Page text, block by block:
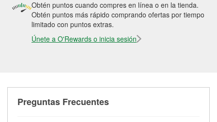
Obtén puntos cuando compres en línea o en la tienda.
Obtén puntos más rápido comprando ofertas por tiempo
limitado con puntos extras.
Únete a O'Rewards o inicia sesión
Preguntas Frecuentes